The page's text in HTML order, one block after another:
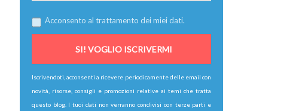
Acconsento al trattamento dei miei dati.
Iscrivendoti, acconsenti a ricevere periodicamente delle email con
novità, risorse, consigli e promozioni relative ai temi che tratta
questo blog. I tuoi dati non verranno condivisi con terze parti e